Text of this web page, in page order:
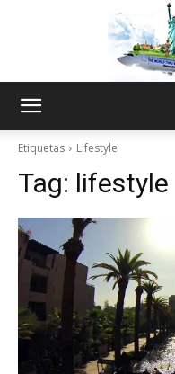
Etiquetas Lifestyle
Tag: lifestyle